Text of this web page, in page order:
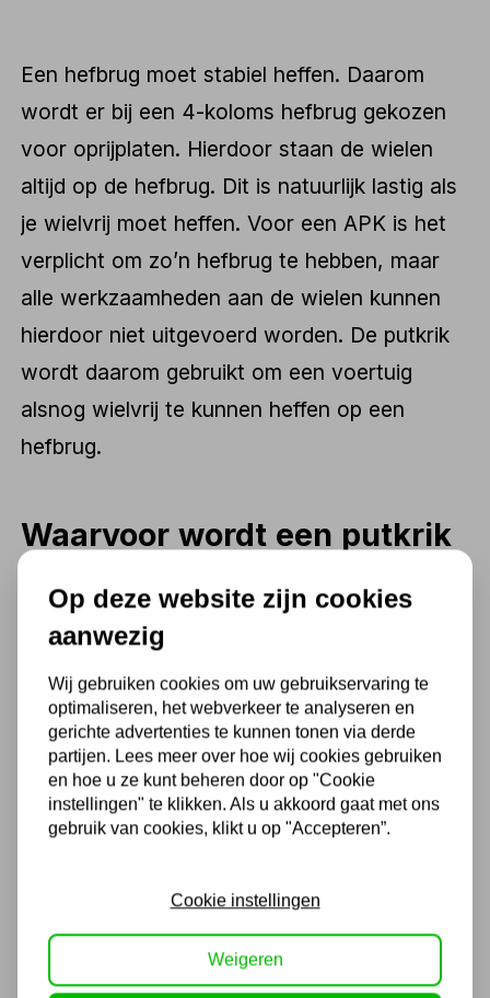
Een hefbrug moet stabiel heffen. Daarom
wordt er bij een 4-koloms hefbrug gekozen
voor oprijplaten. Hierdoor staan de wielen
altijd op de hefbrug. Dit is natuurlijk lastig als
je wielvrij moet heffen. Voor een APK is het
verplicht om zo’n hefbrug te hebben, maar
alle werkzaamheden aan de wielen kunnen
hierdoor niet uitgevoerd worden. De putkrik
wordt daarom gebruikt om een voertuig
alsnog wielvrij te kunnen heffen op een
hefbrug.
Waarvoor wordt een putkrik
gebruikt?
Een putkrik wordt gebruikt om wielvrij te
kunnen heffen. Om alle werkzaamheden aan
een auto uit te kunnen voeren, moet een
auto niet alleen normaal geheven kunnen
worden, maar ook wielvrij. Daarom is een 4-
koloms hefbrug niet handig om alleen te
hebben. Als er weinig ruimte is en er ook
het handig om hier hulpmiddelen voor op de
hefbrug te kunnen zetten.
Op deze website zijn cookies
aanwezig
Wij gebruiken cookies om uw gebruikservaring te
optimaliseren, het webverkeer te analyseren en
gerichte advertenties te kunnen tonen via derde
partijen. Lees meer over hoe wij cookies gebruiken
en hoe u ze kunt beheren door op "Cookie
instellingen" te klikken. Als u akkoord gaat met ons
gebruik van cookies, klikt u op "Accepteren”.
Cookie instellingen
Weigeren